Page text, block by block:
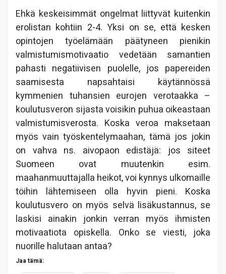
Ehkä keskeisimmät ongelmat liittyvät kuitenkin
erolistan kohtiin 2-4. Yksi on se, että kesken
opintojen työelämään päätyneen pienikin
valmistumismotivaatio vedetään samantien
pahasti negatiivisen puolelle, jos papereiden
saamisesta napsahtaisi käytännössä
kymmenien tuhansien eurojen verotaakka –
koulutusveron sijasta voisikin puhua oikeastaan
valmistumisverosta. Koska veroa maksetaan
myös vain työskentelymaahan, tämä jos jokin
on vahva ns. aivopaon edistäjä: jos siteet
Suomeen ovat muutenkin esim.
maahanmuuttajalla heikot, voi kynnys ulkomaille
töihin lähtemiseen olla hyvin pieni. Koska
koulutusvero on myös selvä lisäkustannus, se
laskisi ainakin jonkin verran myös ihmisten
motivaatiota opiskella. Onko se viesti, joka
nuorille halutaan antaa?
Jaa tämä: